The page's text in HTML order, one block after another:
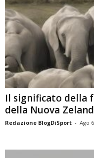
Il significato della
della Nuova
Redazione BlogDiSport - Ago